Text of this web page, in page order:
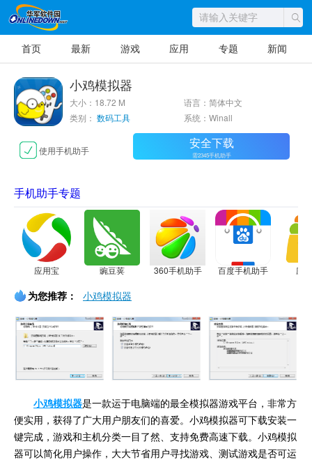
首页 最新 游戏 应用 专题 新闻
小鸡模拟器
大小：18.72 M
语言：简体中文
类别： 数码工具 系统：Winall
使用手机助手 安全下载
需2345手机助手
手机助手专题
应用宝 豌豆荚 360手机助手 百度手机助手 应
为您推荐： 小鸡模拟器
小鸡模拟器是一款运于电脑端的最全模拟器游戏平台，非常方
便实用，获得了广大用户朋友们的喜爱。小鸡模拟器可下载安装一
键完成，游戏和主机分类一目了然、支持免费高速下载。小鸡模拟
器可以简化用户操作，大大节省用户寻找游戏、测试游戏是否可运